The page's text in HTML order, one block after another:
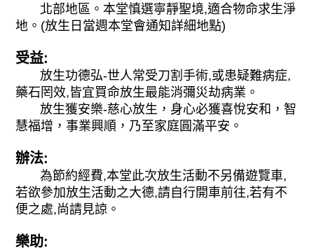
北部地區。本堂慎選寧靜聖境,適合物命求生淨
地。(放生日當週本堂會通知詳細地點)
受益:
放生功德弘-世人常受刀割手術,或患疑難病症,
藥石罔效,皆宜買命放生最能消彌災劫病業。
放生獲安樂-慈心放生，身心必獲喜悅安和，智
慧福增，事業興順，乃至家庭圓滿平安。
辦法:
為節約經費,本堂此次放生活動不另備遊覽車,
若欲參加放生活動之大德,請自行開車前往,若有不
便之處,尚請見諒。
樂助: